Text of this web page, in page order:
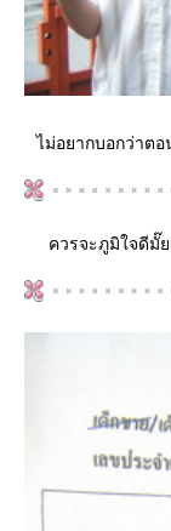
ไม่อยากบอกว่าต
ควรจะภูมิใจดีมั๊